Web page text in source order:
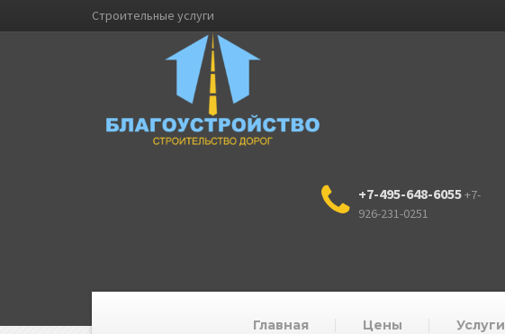
Строительные услуги
+7-495-648-6055+7-
926-231-0251
Главная Цены Услуги